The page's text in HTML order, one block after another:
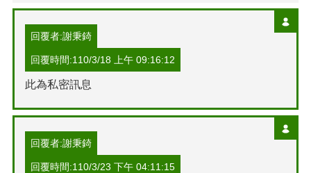
回覆者:謝秉錡
回覆時間:110/3/18 上午 09:16:12
此為私密訊息
回覆者:謝秉錡
回覆時間:110/3/23 下午 04:11:15